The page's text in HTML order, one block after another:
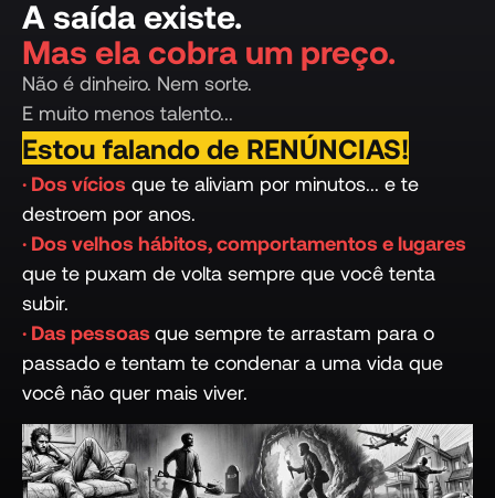
A saída existe.
Mas ela cobra um preço.
Não é dinheiro. Nem sorte.
E muito menos talento...
Estou falando de RENÚNCIAS!
· Dos vícios que te aliviam por minutos... e te
destroem por anos.
· Dos velhos hábitos, comportamentos e lugares
que te puxam de volta sempre que você tenta
subir.
· Das pessoas que sempre te arrastam para o
passado e tentam te condenar a uma vida que
você não quer mais viver.